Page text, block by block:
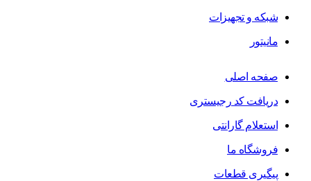
شبکه و تجهیزات
مانیتور
صفحه اصلی
دریافت کد رجیستری
استعلام گارانتی
فروشگاه ما
پیگیری قطعات